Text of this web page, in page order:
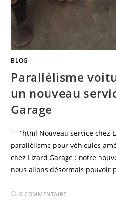
BLOG
Parallélisme
un nouveau
Garage
```html Nouveau service chez
parallélisme pour véhicules
chez Lizard Garage : notre
nous allons désormais pouvoir
0 COMMENTAIRE